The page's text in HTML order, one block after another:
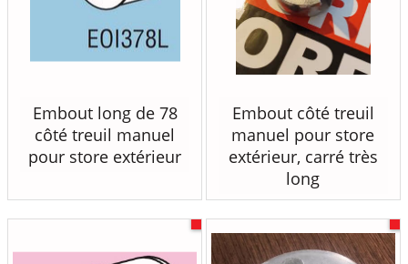
Embout long de 78
côté treuil manuel
pour store extérieur
Embout côté treuil
manuel pour store
extérieur, carré très
long